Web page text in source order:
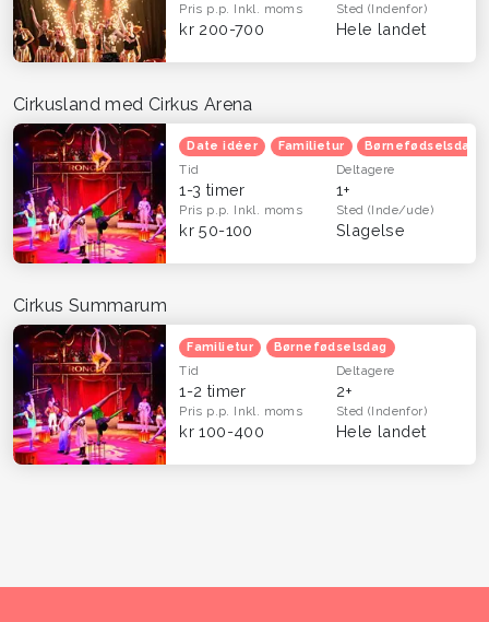
Pris p.p. Inkl. moms
kr 200-700
Sted(Indenfor)
Hele landet
Cirkusland med Cirkus Arena
Date idéer Familietur Børnefødselsdag
Tid
1-3 timer
Deltagere
1+
Pris p.p. Inkl. moms
kr 50-100
Sted(Inde/ude)
Slagelse
Cirkus Summarum
Familietur Børnefødselsdag
Tid
1-2 timer
Deltagere
2+
Pris p.p. Inkl. moms
kr 100-400
Sted(Indenfor)
Hele landet